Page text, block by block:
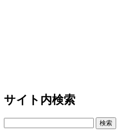
サイト内検索